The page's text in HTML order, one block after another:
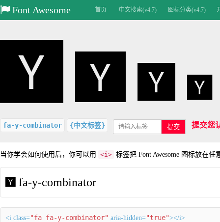
Font Awesome 首页 中文搜索(v4.7) 图标分类(v4.7)
fa-y-combinator {中文标签} 提交 提交您
当你学会如何使用后，你可以用 <i> 标签把 Font Awesome 图标放在任
fa-y-combinator
<i class="fa fa-y-combinator" aria-hidden="true"></i>